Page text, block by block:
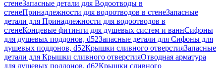
стенеЗапасные детали для Водоотводы в
стенеПринадлежности для водоотводов в стенеЗапасные
детали для Принадлежности для водоотводов в
стенеКонцевые фитинги для душевых систем и ваннСифоны
для душевых поддонов, d52Запасные детали для Сифоны для
душевых поддонов, d52Крышки сливного отверстияЗапасные
детали для Крышки сливного отверстияОтводная арматура
для душевых поддонов, d62Крышки сливного